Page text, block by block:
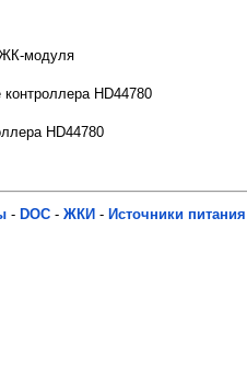
модуля
HD44780
HD44780
- DOC - ЖКИ - Источники питания